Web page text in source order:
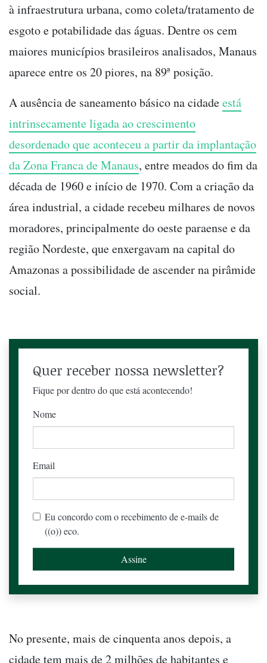
à infraestrutura urbana, como coleta/tratamento de
esgoto e potabilidade das águas. Dentre os cem
maiores municípios brasileiros analisados, Manaus
aparece entre os 20 piores, na 89ª posição.
A ausência de saneamento básico na cidadeestá
intrinsecamente ligada ao crescimento
desordenado que aconteceu a partir da implantação
da Zona Franca de Manaus, entre meados do fim da
década de 1960 e início de 1970. Com a criação da
área industrial, a cidade recebeu milhares de novos
moradores, principalmente do oeste paraense e da
região Nordeste, que enxergavam na capital do
Amazonas a possibilidade de ascender na pirâmide
social.
Quer receber nossa newsletter?
Fique por dentro do que está acontecendo!
Nome
Email
Eu concordo com o recebimento de e-mails de
((o)) eco.
No presente, mais de cinquenta anos depois, a
cidade tem mais de 2 milhões de habitantes e